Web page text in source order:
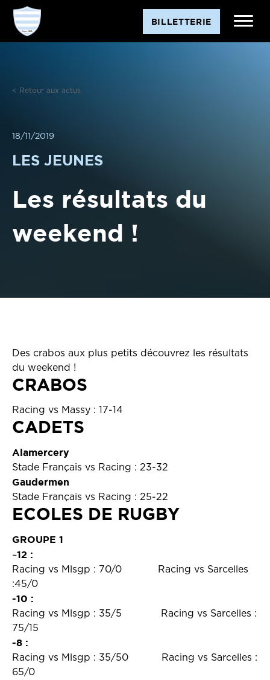
Aller
contenu
BILLETTERIE
< Retour aux actus
18/11/2019
LES JEUNES
Les résultats du
weekend !
Des crabos aux plus petits découvrez les résultats
du weekend !
CRABOS
Racing vs Massy : 17-14
CADETS
Alamercery
Stade Français vs Racing : 23-32
Gaudermen
Stade Français vs Racing : 25-22
ECOLES DE RUGBY
GROUPE 1
–12 :
Racing vs Mlsgp : 70/0 Racing vs Sarcelles
:45/0
-10 :
Racing vs Mlsgp : 35/5
Racing vs Sarcelles :
75/15
-8 :
Racing vs Mlsgp : 35/50 Racing vs Sarcelles :
65/0